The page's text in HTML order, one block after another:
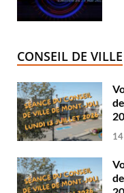
CONSEIL DE VILLE